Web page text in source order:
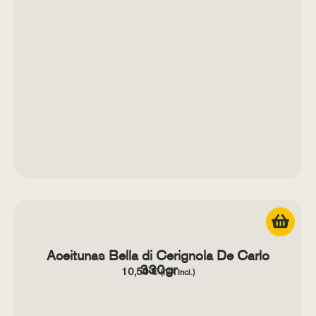
Aceitunas Bella di Cerignola De Carlo
330gr
10,50€ (IVA Incl.)